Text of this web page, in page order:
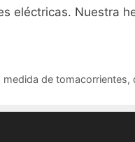
eléctricas. Nuestra
medida de tomacorrientes,